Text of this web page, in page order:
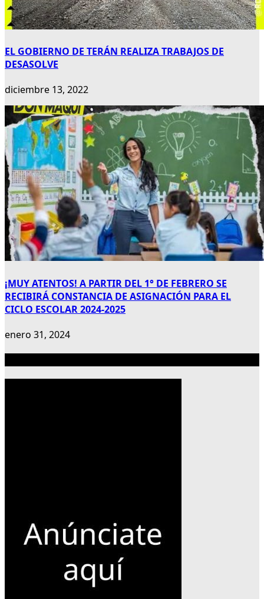
EL GOBIERNO DE TERÁN REALIZA TRABAJOS DE
DESASOLVE
diciembre 13, 2022
¡MUY ATENTOS! A PARTIR DEL 1° DE FEBRERO SE
RECIBIRÁ CONSTANCIA DE ASIGNACIÓN PARA EL
CICLO ESCOLAR 2024-2025
enero 31, 2024